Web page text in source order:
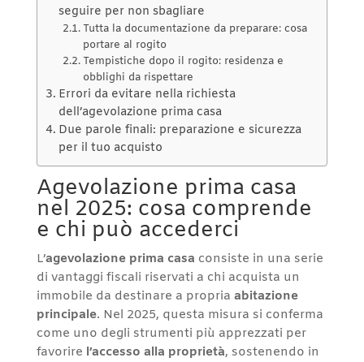
seguire per non sbagliare
Tutta la documentazione da preparare: cosa
portare al rogito
Tempistiche dopo il rogito: residenza e
obblighi da rispettare
Errori da evitare nella richiesta
dell’agevolazione prima casa
Due parole finali: preparazione e sicurezza
per il tuo acquisto
Agevolazione prima casa
nel 2025: cosa comprende
e chi può accederci
L’agevolazione prima casa consiste in una serie
di vantaggi fiscali riservati a chi acquista un
immobile da destinare a propria abitazione
principale. Nel 2025, questa misura si conferma
come uno degli strumenti più apprezzati per
favorire l’accesso alla proprietà, sostenendo in